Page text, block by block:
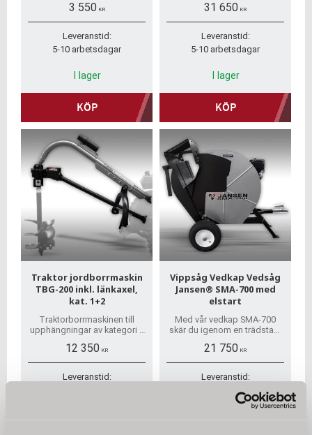
3 550KR
Leveranstid:
5-10 arbetsdagar
I lager
KÖP
leveranstid hem till dörren!
31 650 KR
Leveranstid:
5-10 arbetsdagar
I lager
KÖP
Traktor jordborrmaskin
TBG-200 inkl. länkaxel,
kat. 1+2
Traktorborrmaskinen till
upphängningar av kategori 1
150 mm, 225 mm, 300 mm
450 mm och 600 mm
diameter borrar.
12 350 KR
Leveranstid:
Vippsåg Vedkap Vedsåg
Jansen® SMA-700 med
elstart
Med vår vedkap SMA-700
skär du igenom en trädstam
Snabb hemleverans,
reservdelar tillgängliga
21 750 KR
Leveranstid:
5-10 arbetsdagar